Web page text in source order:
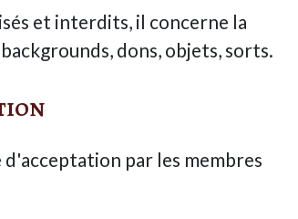
et interdits, il concerne la
dons, objets, sorts.
par les membres